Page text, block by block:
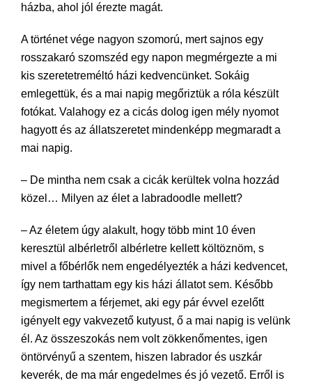
házba, ahol jól érezte magát.
A történet vége nagyon szomorú, mert sajnos egy
rosszakaró szomszéd egy napon megmérgezte a mi
kis szeretetreméltó házi kedvencünket. Sokáig
emlegettük, és a mai napig megőriztük a róla készült
fotókat. Valahogy ez a cicás dolog igen mély nyomot
hagyott és az állatszeretet mindenképp megmaradt a
mai napig.
– De mintha nem csak a cicák kerültek volna hozzád
közel… Milyen az élet a labradoodle mellett?
– Az életem úgy alakult, hogy több mint 10 éven
keresztül albérletről albérletre kellett költöznöm, s
mivel a főbérlők nem engedélyezték a házi kedvencet,
így nem tarthattam egy kis házi állatot sem. Később
megismertem a férjemet, aki egy pár évvel ezelőtt
igényelt egy vakvezető kutyust, ő a mai napig is velünk
él. Az összeszokás nem volt zökkenőmentes, igen
öntörvényű a szentem, hiszen labrador és uszkár
keverék, de ma már engedelmes és jó vezető. Erről is